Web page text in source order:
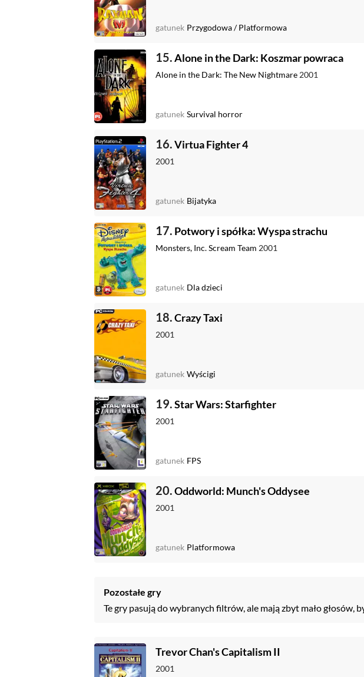
gatunek Przygodowa/Platformowa
15.Alone in the Dark: Koszmar powraca
Alone in the Dark: The New Nightmare 2001
gatunek Survival horror
16.Virtua Fighter 4
2001
gatunek Bijatyka
17. Potwory i spółka: Wyspa strachu
Monsters, Inc. Scream Team 2001
gatunek Dla dzieci
18.Crazy Taxi
2001
gatunek Wyścigi
19.Star Wars: Starfighter
2001
gatunek FPS
20.Oddworld: Munch's Oddysee
2001
gatunek Platformowa
Pozostałe gry
Te gry pasują do wybranych filtrów, ale mają zbyt mało głosów,
Trevor Chan's Capitalism II
2001